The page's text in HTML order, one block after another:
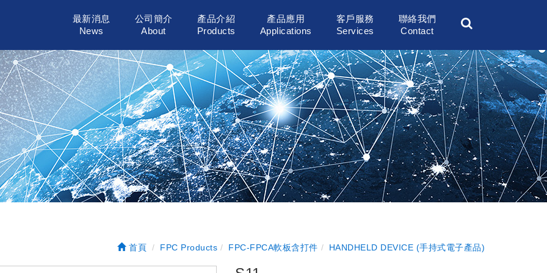
最新消息
News
公司簡介
About
產品介紹
Products
產品應用
Applications
客戶服務
Services
聯絡我們
Contact
首頁 FPC Products FPC-FPCA軟板含打件 HANDHELD DEVICE (手持式電子產品)